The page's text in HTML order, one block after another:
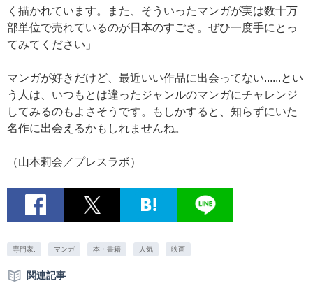
く描かれています。また、そういったマンガが実は数十万
部単位で売れているのが日本のすごさ。ぜひ一度手にとっ
てみてください」
マンガが好きだけど、最近いい作品に出会ってない......とい
う人は、いつもとは違ったジャンルのマンガにチャレンジ
してみるのもよさそうです。もしかすると、知らずにいた
名作に出会えるかもしれませんね。
（山本莉会／プレスラボ）
専門家. マンガ 本・書籍 人気 映画
関連記事